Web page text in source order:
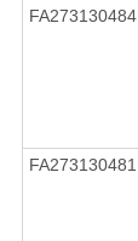
FA273130484
FA273130481